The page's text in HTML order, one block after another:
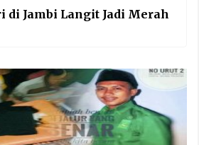
di Jambi Langit Jadi Merah